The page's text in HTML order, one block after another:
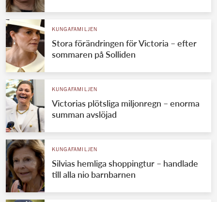
KUNGAFAMILJEN
Stora förändringen för Victoria – efter
sommaren på Solliden
KUNGAFAMILJEN
Victorias plötsliga miljonregn – enorma
summan avslöjad
KUNGAFAMILJEN
Silvias hemliga shoppingtur – handlade
till alla nio barnbarnen